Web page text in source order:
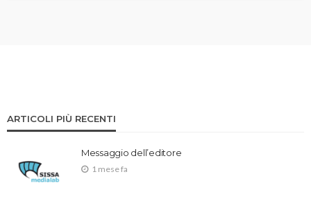
ARTICOLI PIÙ RECENTI
Messaggio dell’editore
1 mese fa